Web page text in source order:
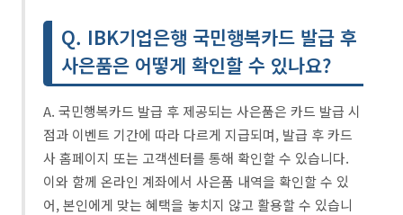
Q. IBK기업은행 국민행복카드 발급 후
사은품은 어떻게 확인할 수 있나요?
A. 국민행복카드 발급 후 제공되는 사은품은 카드 발급 시
점과 이벤트 기간에 따라 다르게 지급되며, 발급 후 카드
사 홈페이지 또는 고객센터를 통해 확인할 수 있습니다.
이와 함께 온라인 계좌에서 사은품 내역을 확인할 수 있
어, 본인에게 맞는 혜택을 놓치지 않고 활용할 수 있습니